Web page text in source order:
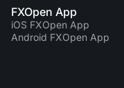
FXOpen App
iOS FXOpen App
Android FXOpen App